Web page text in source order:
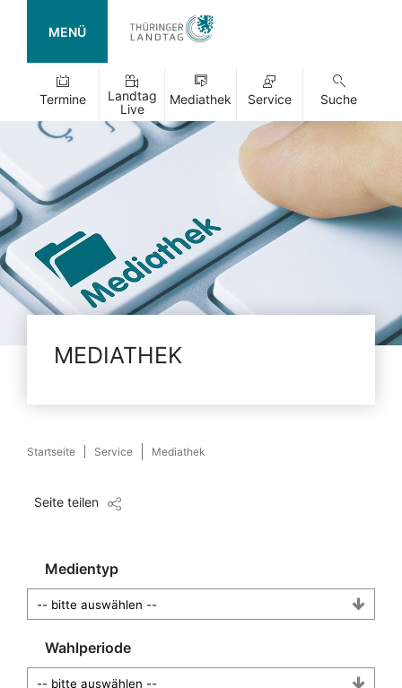
MENÜ
Termine
Landtag
Live
Mediathek Service Suche
MEDIATHEK
Startseite Service Mediathek
Seite teilen
Medientyp
Wahlperiode